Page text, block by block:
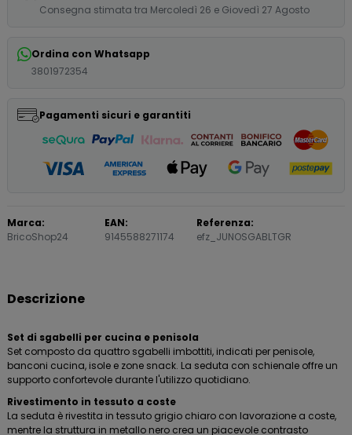
Consegna stimata tra Mercoledì 26 e Giovedì 27 Agosto
Ordina con Whatsapp
3801972354
Pagamenti sicuri e garantiti
Marca:
BricoShop24
EAN:
9145588271174
Referenza:
efz_JUNOSGABLTGR
Descrizione
Set di sgabelli per cucina e penisola
Set composto da quattro sgabelli imbottiti, indicati per penisole,
banconi cucina, isole e zone snack. La seduta con schienale offre un
supporto confortevole durante l'utilizzo quotidiano.
Rivestimento in tessuto a coste
La seduta è rivestita in tessuto grigio chiaro con lavorazione a coste,
mentre la struttura in metallo nero crea un piacevole contrasto